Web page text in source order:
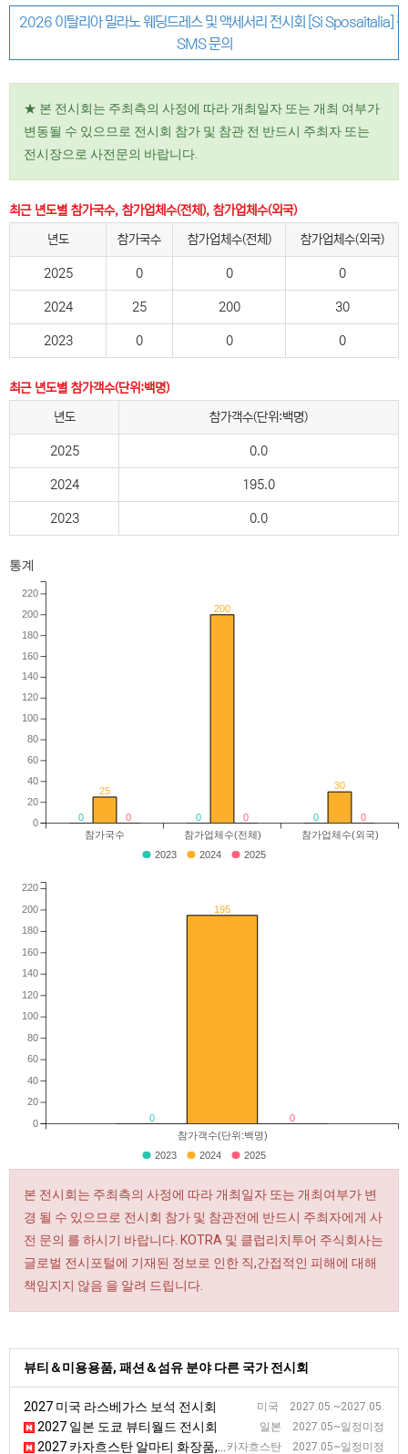
2026 이탈리아 밀라노 웨딩드레스 및 액세서리 전시회 [Si Sposaitalia]
SMS 문의
★ 본 전시회는 주최측의 사정에 따라 개최일자 또는 개최 여부가
변동될 수 있으므로 전시회 참가 및 참관 전 반드시 주최자 또는
전시장으로 사전문의 바랍니다.
최근 년도별 참가국수, 참가업체수(전체), 참가업체수(외국)
년도
참가국수 참가업체수(전체) 참가업체수(외국)
2025 0 0 0
2024 25 200 30
2023 0 0 0
최근 년도별 참가객수(단위:백명)
년도
참가객수(단위:백명)
2025 0.0
2024 195.0
2023 0.0
통계
0 0 0
25
200
30
0 0 0
참가국수 참가업체수(전체) 참가업체수(외국)
0
20
40
60
80
100
120
140
160
180
200
220
2023 2024 2025
0
195
0
참가객수(단위:백명)
0
20
40
60
80
100
120
140
160
180
200
220
2023 2024 2025
본 전시회는 주최측의 사정에 따라 개최일자 또는 개최여부가 변
경 될 수 있으므로 전시회 참가 및 참관전에 반드시 주최자에게 사
전 문의 를 하시기 바랍니다. KOTRA 및 클럽리치투어 주식회사는
글로벌 전시포털에 기재된 정보로 인한 직,간접적인 피해에 대해
책임지지 않음 을 알려 드립니다.
뷰티＆미용용품, 패션＆섬유 분야 다른 국가 전시회
미국 2027.05.~2027.05.
2027 미국 라스베가스 보석 전시회
일본 2027.05~일정미정
2027 일본 도쿄 뷰티월드 전시회
카자흐스탄 2027.05~일정미정
2027 카자흐스탄 알마티 화장품, 뷰티 산업 관련 전시회